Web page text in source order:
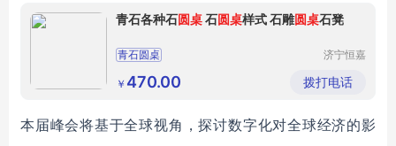
青石各种石圆桌石圆桌样式 石雕圆桌石凳
青石圆桌
济宁恒嘉
公司
￥ 470.00 拨打电话
本届峰会将基于全球视角，探讨数字化对全球经济的影